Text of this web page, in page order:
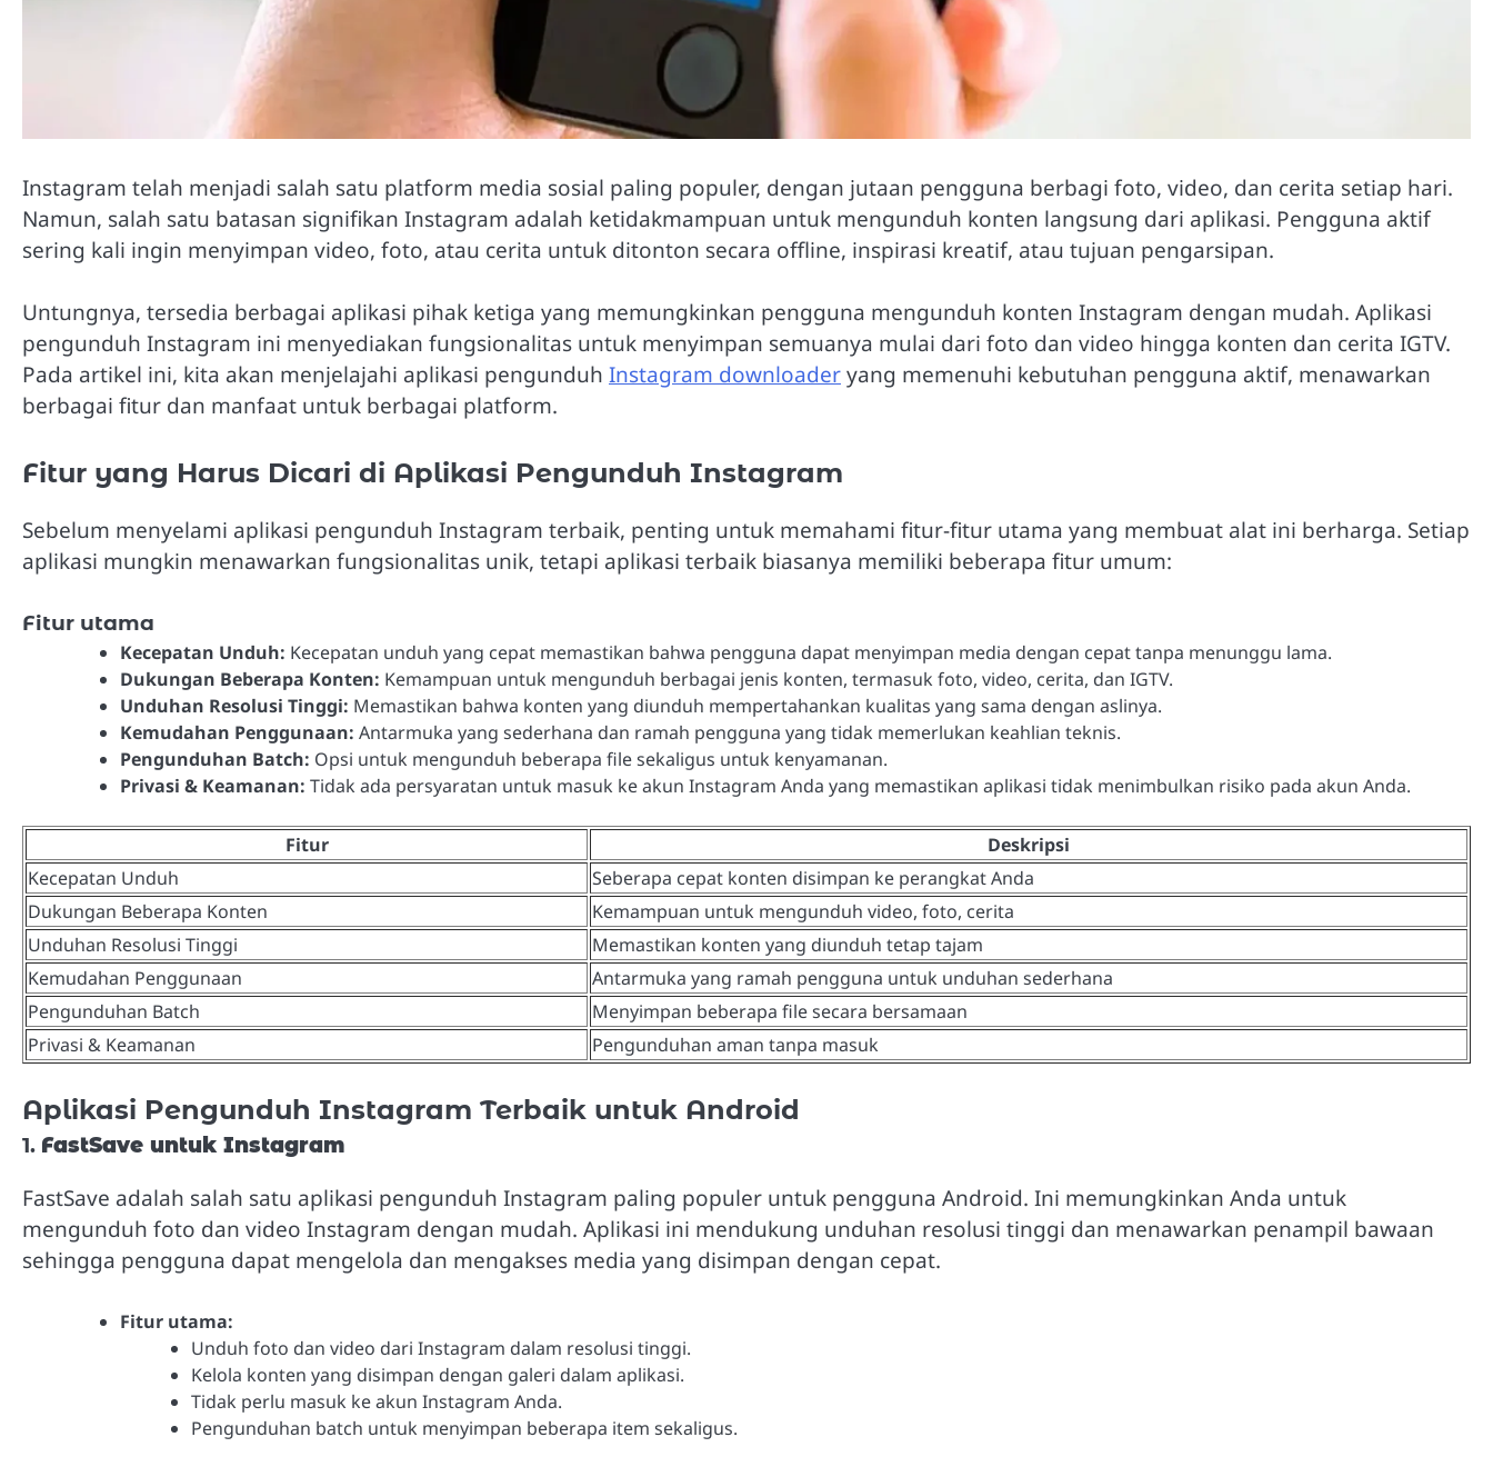
Instagram telah menjadi salah satu platform media sosial paling populer, dengan jutaan pengguna berbagi foto, video, dan cerita setiap hari.
Namun, salah satu batasan signifikan Instagram adalah ketidakmampuan untuk mengunduh konten langsung dari aplikasi. Pengguna aktif
sering kali ingin menyimpan video, foto, atau cerita untuk ditonton secara offline, inspirasi kreatif, atau tujuan pengarsipan.
Untungnya, tersedia berbagai aplikasi pihak ketiga yang memungkinkan pengguna mengunduh konten Instagram dengan mudah. Aplikasi
pengunduh Instagram ini menyediakan fungsionalitas untuk menyimpan semuanya mulai dari foto dan video hingga konten dan cerita IGTV.
Pada artikel ini, kita akan menjelajahi aplikasi pengunduh Instagram downloaderyang memenuhi kebutuhan pengguna aktif, menawarkan
berbagai fitur dan manfaat untuk berbagai platform.
Fitur yang Harus Dicari di Aplikasi Pengunduh Instagram
Sebelum menyelami aplikasi pengunduh Instagram terbaik, penting untuk memahami fitur-fitur utama yang membuat alat ini berharga. Setiap
aplikasi mungkin menawarkan fungsionalitas unik, tetapi aplikasi terbaik biasanya memiliki beberapa fitur umum:
Fitur utama
Kecepatan Unduh: Kecepatan unduh yang cepat memastikan bahwa pengguna dapat menyimpan media dengan cepat tanpa menunggu lama.
Dukungan Beberapa Konten: Kemampuan untuk mengunduh berbagai jenis konten, termasuk foto, video, cerita, dan IGTV.
Unduhan Resolusi Tinggi: Memastikan bahwa konten yang diunduh mempertahankan kualitas yang sama dengan aslinya.
Kemudahan Penggunaan: Antarmuka yang sederhana dan ramah pengguna yang tidak memerlukan keahlian teknis.
Pengunduhan Batch: Opsi untuk mengunduh beberapa file sekaligus untuk kenyamanan.
Privasi & Keamanan: Tidak ada persyaratan untuk masuk ke akun Instagram Anda yang memastikan aplikasi tidak menimbulkan risiko pada akun Anda.
Fitur
Deskripsi
Kecepatan Unduh
Seberapa cepat konten disimpan ke perangkat Anda
Dukungan Beberapa Konten
Kemampuan untuk mengunduh video, foto, cerita
Unduhan Resolusi Tinggi
Memastikan konten yang diunduh tetap tajam
Kemudahan Penggunaan
Antarmuka yang ramah pengguna untuk unduhan sederhana
Pengunduhan Batch
Menyimpan beberapa file secara bersamaan
Privasi & Keamanan
Pengunduhan aman tanpa masuk
Aplikasi Pengunduh Instagram Terbaik untuk Android
1. FastSave untuk Instagram
FastSave adalah salah satu aplikasi pengunduh Instagram paling populer untuk pengguna Android. Ini memungkinkan Anda untuk
mengunduh foto dan video Instagram dengan mudah. Aplikasi ini mendukung unduhan resolusi tinggi dan menawarkan penampil bawaan
sehingga pengguna dapat mengelola dan mengakses media yang disimpan dengan cepat.
Fitur utama:
Unduh foto dan video dari Instagram dalam resolusi tinggi.
Kelola konten yang disimpan dengan galeri dalam aplikasi.
Tidak perlu masuk ke akun Instagram Anda.
Pengunduhan batch untuk menyimpan beberapa item sekaligus.